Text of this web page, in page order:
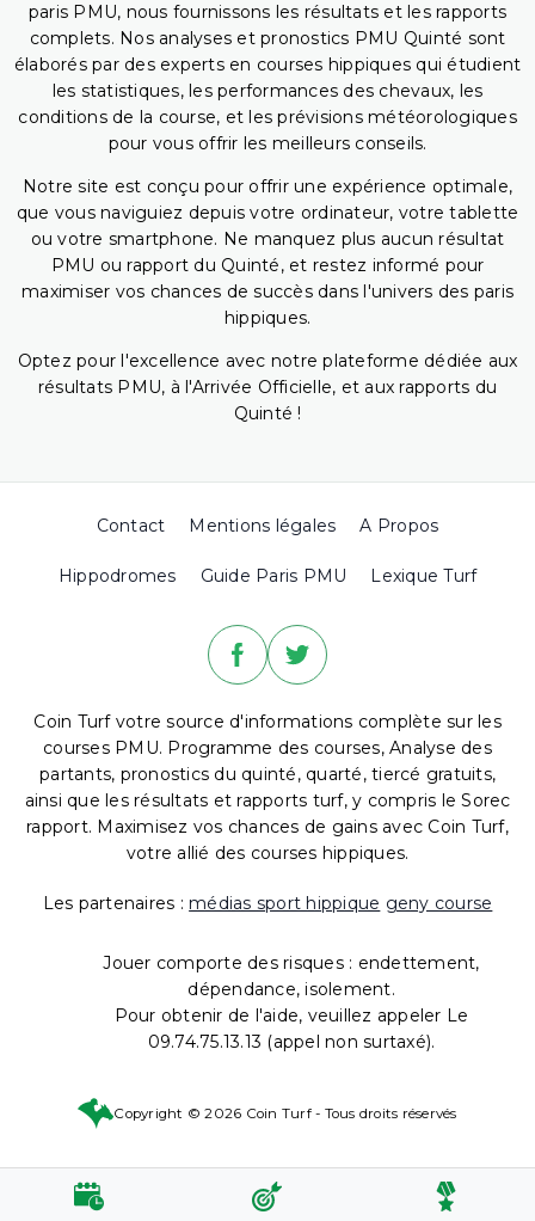
paris PMU, nous fournissons les résultats et les rapports
complets. Nos analyses et pronostics PMU Quinté sont
élaborés par des experts en courses hippiques qui étudient
les statistiques, les performances des chevaux, les
conditions de la course, et les prévisions météorologiques
pour vous offrir les meilleurs conseils.
Notre site est conçu pour offrir une expérience optimale,
que vous naviguiez depuis votre ordinateur, votre tablette
ou votre smartphone. Ne manquez plus aucun résultat
PMU ou rapport du Quinté, et restez informé pour
maximiser vos chances de succès dans l'univers des paris
hippiques.
Optez pour l'excellence avec notre plateforme dédiée aux
résultats PMU, à l'Arrivée Officielle, et aux rapports du
Quinté !
Contact Mentions légales A Propos
Hippodromes Guide Paris PMU Lexique Turf
Coin Turf votre source d'informations complète sur les
courses PMU. Programme des courses, Analyse des
partants, pronostics du quinté, quarté, tiercé gratuits,
ainsi que les résultats et rapports turf, y compris le Sorec
rapport. Maximisez vos chances de gains avec Coin Turf,
votre allié des courses hippiques.
Les partenaires : médias sport hippique geny course
Jouer comporte des risques : endettement,
dépendance, isolement.
Pour obtenir de l'aide, veuillez appeler Le
09.74.75.13.13 (appel non surtaxé).
Copyright © 2026 Coin Turf - Tous droits réservés